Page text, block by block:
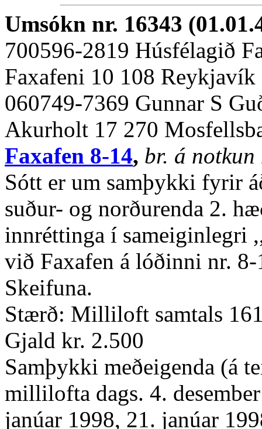
Umsókn nr. 16343
700596-2819 Húsfélagið
Faxafeni 10 108 Reykjavík
060749-7369 Gunnar S
Akurholt 17 270
Faxafen 8-14, br. á
Sótt er um samþykki fyrir
suður- og norðurenda 2.
innréttinga í sameiginlegri
við Faxafen á lóðinni nr.
Skeifuna.
Stærð: Milliloft samtals
Gjald kr. 2.500
Samþykki meðeigenda (á
millilofta dags. 4.
janúar 1998, 21. janúar